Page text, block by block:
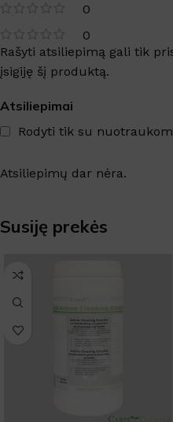
0
0
Atsiliepimai
Rodyti tik su
Atsiliepimų dar nėra.
Rašyti atsiliepimą gali tik
įsigiję šį produktą.
Susiję prekės